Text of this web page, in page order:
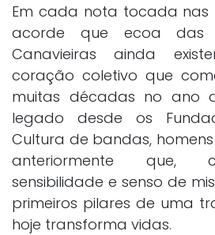
Em cada nota tocada nas
acorde que ecoa das
Canavieiras ainda
coração coletivo que
muitas décadas no ano
legado desde os
Cultura de bandas,
anteriormente que,
sensibilidade e senso de
primeiros pilares de uma
hoje transforma vidas.